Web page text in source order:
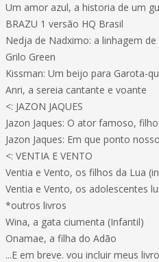
Um amor azul, a historia de um
BRAZU 1 versão HQ Brasil
Nedja de Nadximo: a linhagem
Grilo Green
Kissman: Um beijo para Garota-
Anri, a sereia cantante e voante
<: JAZON JAQUES
Jazon Jaques: O ator famoso,
Jazon Jaques: Em que ponto
<: VENTIA E VENTO
Ventia e Vento, os filhos da Lua
Ventia e Vento, os adolescentes
*outros livros
Wina, a gata ciumenta (Infantil)
Onamae, a filha do Adão
...E em breve. vou incluir meus